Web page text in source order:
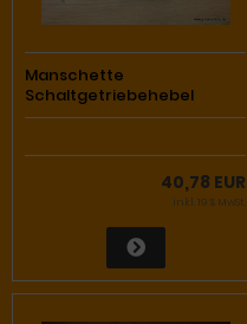
Manschette
Schaltgetriebehebel
40,78 EUR
inkl. 19 % MwSt.